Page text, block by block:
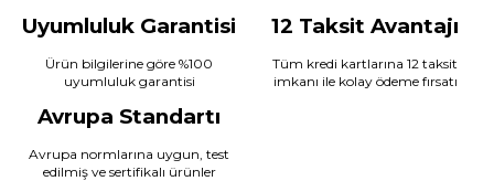
Uyumluluk Garantisi
Ürün bilgilerine göre %100
uyumluluk garantisi
12 Taksit Avantajı
Tüm kredi kartlarına 12 taksit
imkanı ile kolay ödeme fırsatı
Avrupa Standartı
Avrupa normlarına uygun, test
edilmiş ve sertifikalı ürünler